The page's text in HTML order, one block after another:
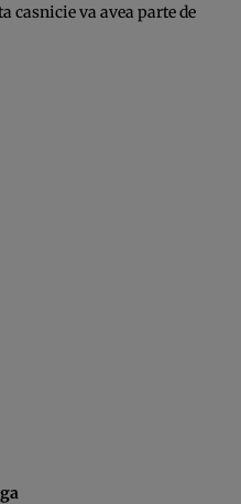
casnicie va avea parte de